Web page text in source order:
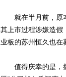
就在半月前，原本
其上市过程涉嫌造假
业板的苏州恒久也在
值得庆幸的是，撒